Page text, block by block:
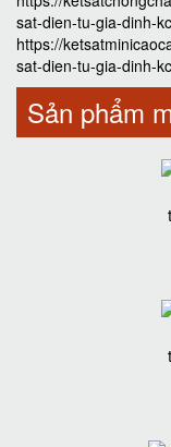
sat-dien-tu-gia-dinh-
https://
sat-dien-tu-gia-dinh-
Sản phẩm